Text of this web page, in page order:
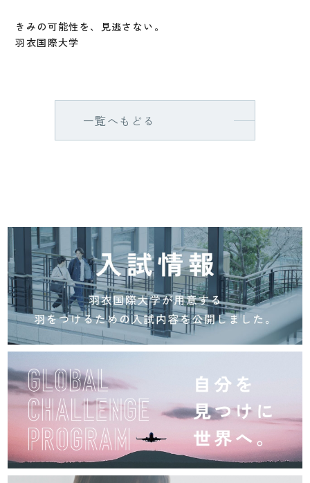
きみの可能性を、見逃さない。
羽衣国際大学
一覧へもどる